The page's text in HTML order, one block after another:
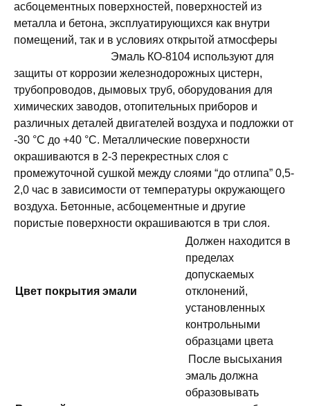
асбоцементных поверхностей, поверхностей из
металла и бетона, эксплуатирующихся как внутри
помещений, так и в условиях открытой атмосферы
Эмаль КО-8104 используют для
защиты от коррозии железнодорожных цистерн,
трубопроводов, дымовых труб, оборудования для
химических заводов, отопительных приборов и
различных деталей двигателей воздуха и подложки от
-30 °С до +40 °С. Металлические поверхности
окрашиваются в 2-3 перекрестных слоя с
промежуточной сушкой между слоями “до отлипа” 0,5-
2,0 час в зависимости от температуры окружающего
воздуха. Бетонные, асбоцементные и другие
пористые поверхности окрашиваются в три слоя.
Цвет покрытия эмали
Должен находится в
пределах
допускаемых
отклонений,
установленных
контрольными
образцами цвета
После высыхания
эмаль должна
образовывать